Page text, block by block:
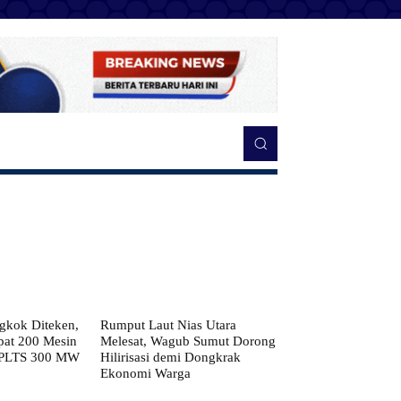
Diteken,
200 Mesin
300 MW
Rumput Laut Nias Utara
Melesat, Wagub Sumut Dorong
Hilirisasi demi Dongkrak
Ekonomi Warga